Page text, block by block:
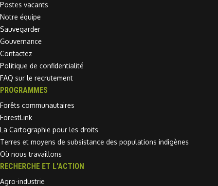
Postes vacants
Notre équipe
Sauvegarder
Gouvernance
Contactez
Politique de confidentialité
FAQ sur le recrutement
PROGRAMMES
Forêts communautaires
ForestLink
La Cartographie pour les droits
Terres et moyens de subsistance des populations indigènes
Où nous travaillons
RECHERCHE ET L'ACTION
Agro-industrie